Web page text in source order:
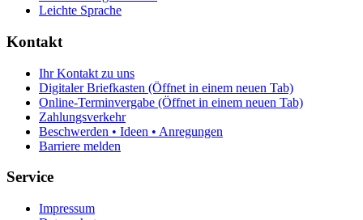
Leichte Sprache
Kontakt
Ihr Kontakt zu uns
Digitaler Briefkasten (Öffnet in einem neuen Tab)
Online-Terminvergabe (Öffnet in einem neuen Tab)
Zahlungsverkehr
Beschwerden • Ideen • Anregungen
Barriere melden
Service
Impressum